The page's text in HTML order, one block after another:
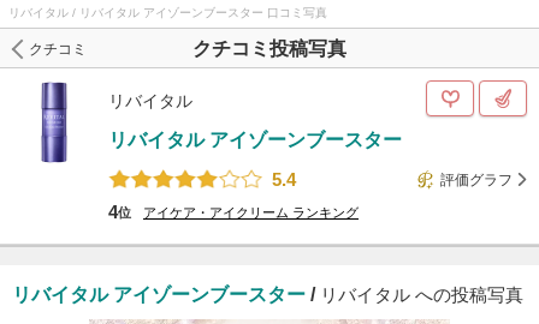
リバイタル / リバイタル アイゾーンブースター 口コミ写真
クチコミ投稿写真
クチコミ
リバイタル
リバイタル アイゾーンブースター
5.4
評価グラフ
4位 アイケア・アイクリーム ランキング
リバイタル アイゾーンブースター / リバイタル への投稿写真